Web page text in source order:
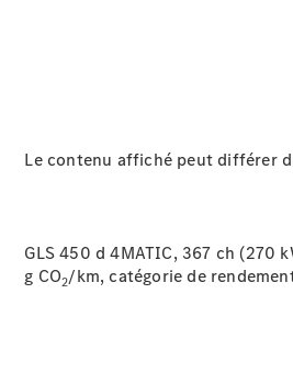
Le contenu affiché peut différer
GLS 450 d 4MATIC, 367 ch (270
g CO2/km, catégorie de